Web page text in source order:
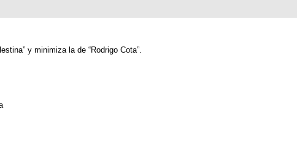
y minimiza la de “Rodrigo Cota”.